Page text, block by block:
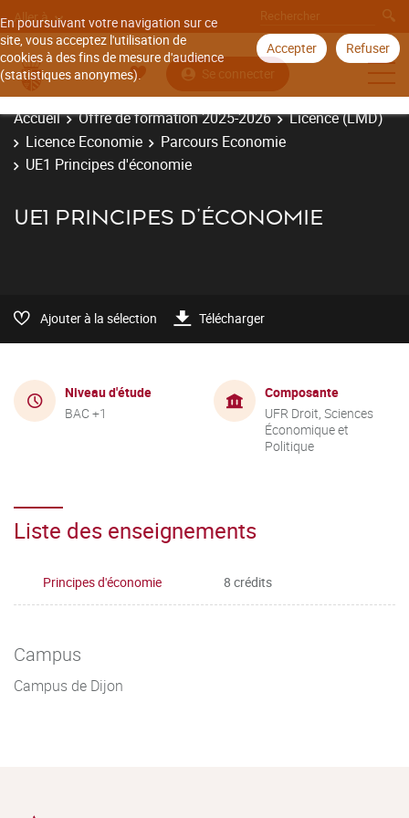
En poursuivant votre navigation sur ce
site, vous acceptez l'utilisation de
cookies à des fins de mesure d'audience
(statistiques anonymes).
Accepter Refuser
Aller à
Se connecter
Accueil Offre de formation 2025-2026
Licence (LMD)
Licence Economie
Parcours Economie
UE1 Principes d'économie
UE1 PRINCIPES D'ÉCONOMIE
Ajouter à la sélection Télécharger
Niveau d'étude
BAC +1
Composante
UFR Droit, Sciences
Économique et
Politique
Liste des enseignements
Principes d'économie 8 crédits
Campus
Campus de Dijon